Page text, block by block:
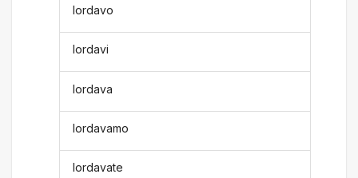
lordavo
lordavi
lordava
lordavamo
lordavate